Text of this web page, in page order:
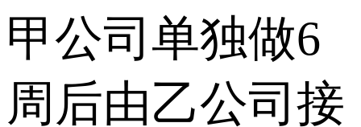
甲公司单独做6
周后由乙公司接